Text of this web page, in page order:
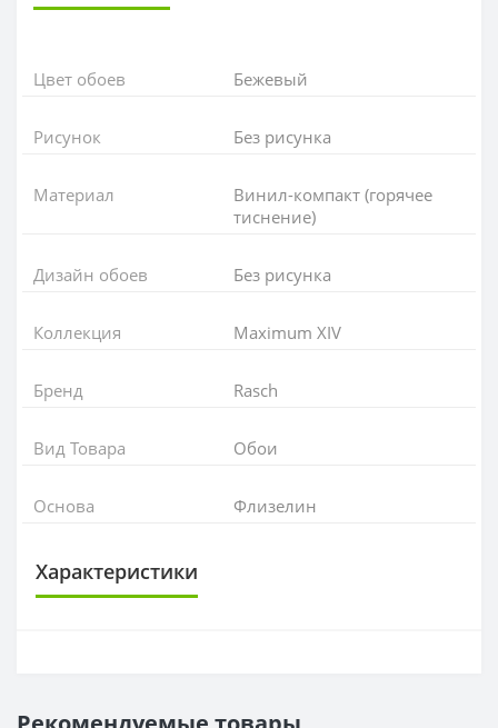
Цвет обоев Бежевый
Рисунок Без рисунка
Материал
Винил-компакт (горячее
тиснение)
Дизайн обоев Без рисунка
Коллекция Maximum XIV
Бренд Rasch
Вид Товара Обои
Основа Флизелин
Характеристики
РАППОРТ